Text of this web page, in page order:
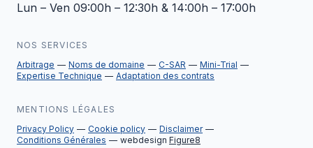
Lun – Ven 09:00h – 12:30h & 14:00h – 17:00h
NOS SERVICES
Arbitrage
Noms de domaine C-SAR
Mini-Trial
Expertise Technique
Adaptation des contrats
MENTIONS LÉGALES
Privacy Policy
Cookie policy
Disclaimer
Conditions Générales
webdesign Figure8